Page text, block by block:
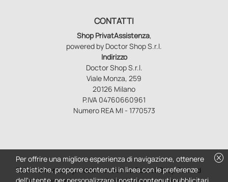
CONTATTI
Shop PrivatAssistenza,
powered by Doctor Shop S.r.l.
Indirizzo
Doctor Shop S.r.l.
Viale Monza, 259
20126 Milano
P.IVA 04760660961
Numero REA MI - 1770573
Relativamente ai prodotti venduti da Doctor Shop S.r.l. ed
cancel
Per offrire una migliore esperienza di navigazione, ottenere
statistiche, proporre contenuti in linea con le preferenze